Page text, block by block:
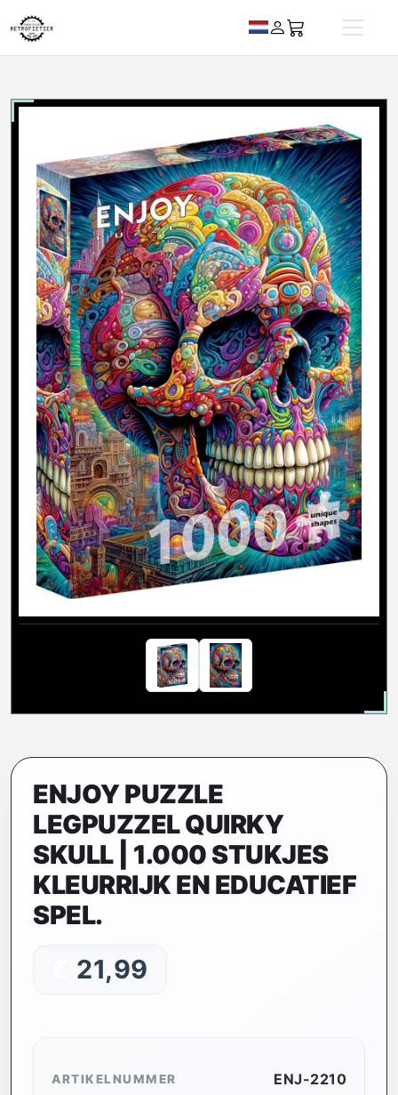
ENJOY PUZZLE
LEGPUZZEL QUIRKY
SKULL | 1.000 STUKJES
KLEURRIJK EN EDUCATIEF
SPEL.
21,99
ARTIKELNUMMER ENJ-2210